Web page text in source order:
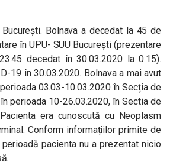
Bolnava a decedat la 45 de
în UPU- SUU București (prezentare
decedat în 30.03.2020 la 0:15).
19 în 30.03.2020. Bolnava a mai avut
03.03-10.03.2020 în Secția de
perioada 10-26.03.2020, în Sectia de
era cunoscută cu Neoplasm
Conform informațiilor primite de
pacienta nu a prezentat nicio